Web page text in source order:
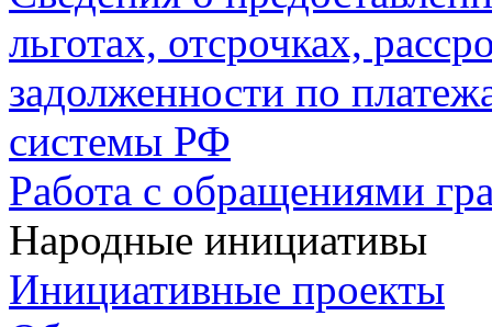
льготах, отсрочках,
задолженности по
системы РФ
Работа с обращениями
Народные инициативы
Инициативные проекты